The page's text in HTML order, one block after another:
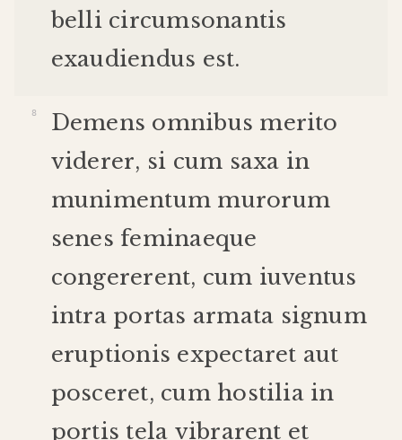
belli circumsonantis
exaudiendus est.
Demens omnibus merito
viderer, si cum saxa in
munimentum murorum
senes feminaeque
congererent, cum iuventus
intra portas armata signum
eruptionis expectaret aut
posceret, cum hostilia in
portis tela vibrarent et